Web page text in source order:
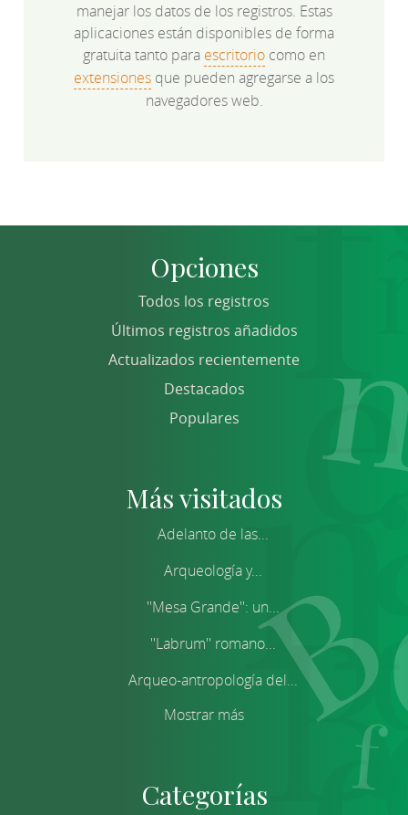
manejar los datos de los registros. Estas
aplicaciones están disponibles de forma
gratuita tanto para escritorio como en
extensiones que pueden agregarse a los
navegadores web.
Opciones
Todos los registros
Últimos registros añadidos
Actualizados recientemente
Destacados
Populares
Más visitados
Adelanto de las...
Arqueología y...
''Mesa Grande'': un...
''Labrum'' romano...
Arqueo-antropología del...
Mostrar más
Categorías